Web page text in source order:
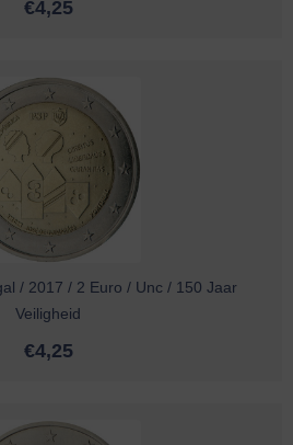
€4,25
/ 2017 / 2 Euro / Unc / 150 Jaar
Veiligheid
€4,25